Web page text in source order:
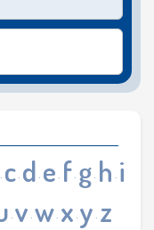
· c· d· e· f· g· h · i
·v·w· x·y· z